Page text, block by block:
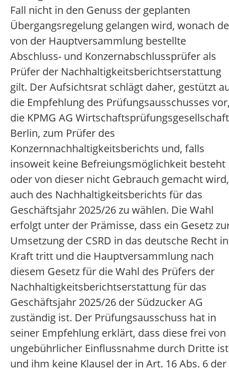
Fall nicht in den Genuss der geplanten
Übergangsregelung gelangen wird, wonach
von der Hauptversammlung bestellte
Abschluss- und Konzernabschlussprüfer als
Prüfer der Nachhaltigkeitsberichtserstattung
gilt. Der Aufsichtsrat schlägt daher, gestützt
die Empfehlung des Prüfungsausschusses
die KPMG AG
Berlin, zum Prüfer des
Konzernnachhaltigkeitsberichts und, falls
insoweit keine Befreiungsmöglichkeit besteht
oder von dieser nicht Gebrauch gemacht wird,
auch des Nachhaltigkeitsberichts für das
Geschäftsjahr 2025/26 zu wählen. Die Wahl
erfolgt unter der Prämisse, dass ein Gesetz
Umsetzung der CSRD in das deutsche Recht in
Kraft tritt und die Hauptversammlung nach
diesem Gesetz für die Wahl des Prüfers der
Nachhaltigkeitsberichtserstattung für das
Geschäftsjahr 2025/26 der Südzucker AG
zuständig ist. Der Prüfungsausschuss hat in
seiner Empfehlung erklärt, dass diese frei von
ungebührlicher Einflussnahme durch Dritte ist
und ihm keine Klausel der in Art. 16 Abs. 6 der